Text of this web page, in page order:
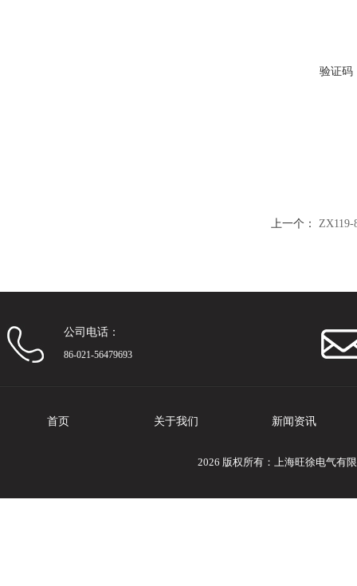
验证码
上一个：
公司电话：
86-021-56479693
首页 关于我们 新闻资讯
2026 版权所有：上海旺徐电气有